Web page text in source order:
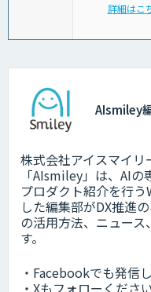
詳細はこ
AIsmiley
株式会社アイスマイ
「AIsmiley」は、AI
プロダクト紹介を行
した編集部がDX推進
の活用方法、ニュー
す。
・Facebookでも発信